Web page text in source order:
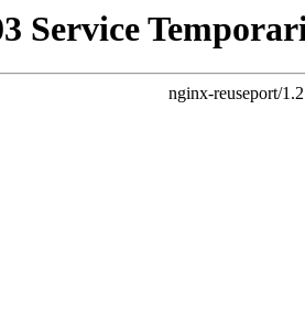
Service
nginx-reuseport/